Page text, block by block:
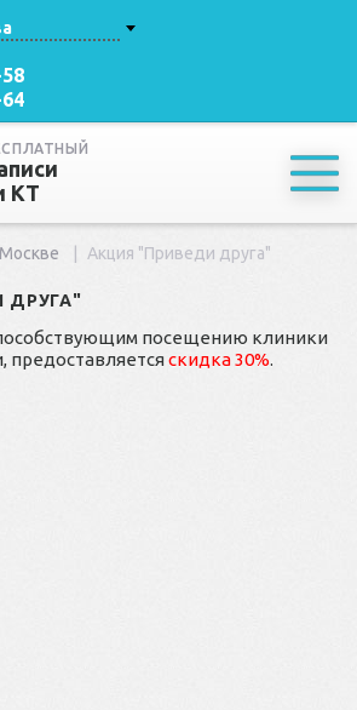
КТ
Акция "Приведи друга"
ДРУГА"
посещению клиники
предоставляетсяскидка 30%.